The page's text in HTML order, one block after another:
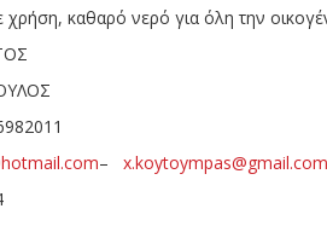
καθαρό νερό για όλη την
– x.koytoympas@gmail.com